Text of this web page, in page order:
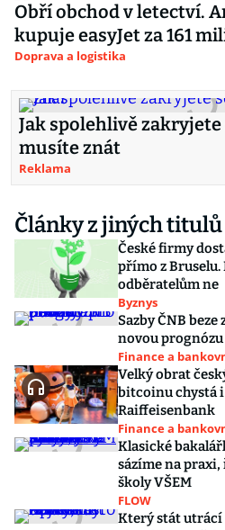
Obří obchod v letectví.
kupuje easyJet za 161
Doprava a logistika
Jak spolehlivě zakryjete
musíte znát
Reklama
Články z jiných titulů
České firmy
přímo z
odběratelům ne
Byznys
Sazby ČNB
novou
Finance a
Velký obrat
bitcoinu chystá
Raiffeisenbank
Finance a
Klasické
sázíme na
školy VŠEM
FLOW
Který stát utrácí